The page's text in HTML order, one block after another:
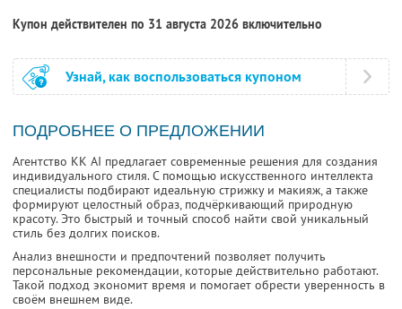
Купон действителен по 31 августа 2026 включительно
Узнай, как воспользоваться купоном
ПОДРОБНЕЕ О ПРЕДЛОЖЕНИИ
Агентство KK AI предлагает современные решения для создания
индивидуального стиля. С помощью искусственного интеллекта
специалисты подбирают идеальную стрижку и макияж, а также
формируют целостный образ, подчёркивающий природную
красоту. Это быстрый и точный способ найти свой уникальный
стиль без долгих поисков.
Анализ внешности и предпочтений позволяет получить
персональные рекомендации, которые действительно работают.
Такой подход экономит время и помогает обрести уверенность в
своём внешнем виде.